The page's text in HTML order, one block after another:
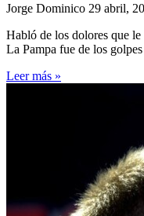
Jorge Dominico 29 abril,
Habló de los dolores que
La Pampa fue de los
Leer más »